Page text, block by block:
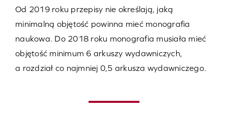
Od 2019 roku przepisy nie określają, jaką
minimalną objętość powinna mieć monografia
naukowa. Do 2018 roku monografia musiała mieć
objętość minimum 6 arkuszy wydawniczych,
a rozdział co najmniej 0,5 arkusza wydawniczego.